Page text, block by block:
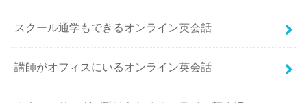
スクール通学もできるオンライン英会話
講師がオフィスにいるオンライン英会話